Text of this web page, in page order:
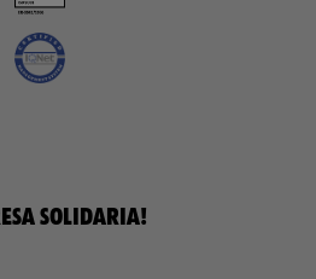
SOLIDARIA!